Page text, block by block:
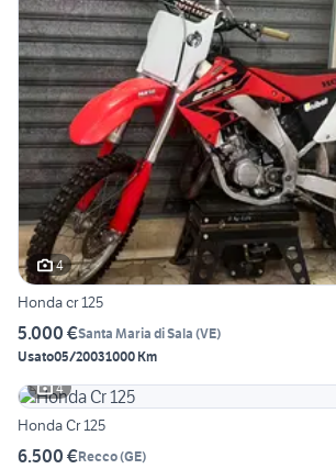
4
Honda cr 125
5.000 €Santa Maria di Sala (VE)
Usato05/20031000 Km
4
Honda Cr 125
6.500 €Recco(GE)